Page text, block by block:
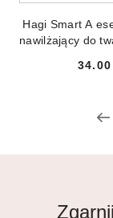
Hagi Smart A
nawilżający do
34.00